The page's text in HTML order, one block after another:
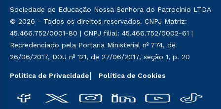
semestre de 2023, que ainda não tenham efetivado
e/ou não tenham cancelado ou trancado sua
matrícula em uma das Instituições da Cruzeiro do
Sul Educacional, no período de um ano. Tais
condições não se aplicam aos cursos de Medicina, e
outros programas governamentais, e não se
pela Instituição.
Sociedade de Educação Nossa Senhora do Patrocínio LTDA
© 2026 - Todos os direitos reservados. CNPJ Matriz:
45.466.752/0001-80 | CNPJ filial: 45.466.752/0002-61 |
Recredenciado pela Portaria Ministerial nº 774, de
26/06/2017, DOU nº 121, de 27/06/2017, seção 1, p. 20
Política de Privacidade Política de Cookies